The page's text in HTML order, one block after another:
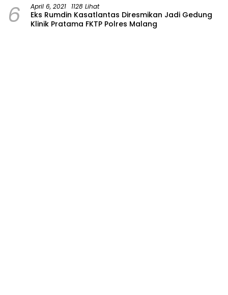
6 April 6, 2021 1128 Lihat
Eks Rumdin Kasatlantas Diresmikan Jadi Gedung
Klinik Pratama FKTP Polres Malang